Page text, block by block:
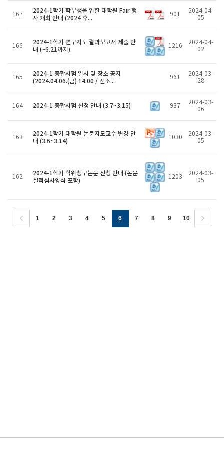
167
2024-1학기 학부생을 위한 대학원 Fair 행
사 개최 안내 (2024 후...
901
2024-04-
05
166
2024-1학기 연구지도 결과보고서 제출 안
내 (~6.21까지)
1216
2024-04-
02
165
2024-1 종합시험 일시 및 장소 공지
(2024.04.06.(금) 14:00 / 신소...
961
2024-03-
28
164 2024-1 종합시험 신청 안내 (3.7~3.15) 937
2024-03-
06
163
2024-1학기 대학원 논문지도교수 변경 안
내 (3.6~3.14)
1030
2024-03-
05
162
2024-1학기 학위청구논문 신청 안내 (논문
실적심사양식 포함)
1203
2024-03-
05
1 2 3 4 5 6 7 8 9 10